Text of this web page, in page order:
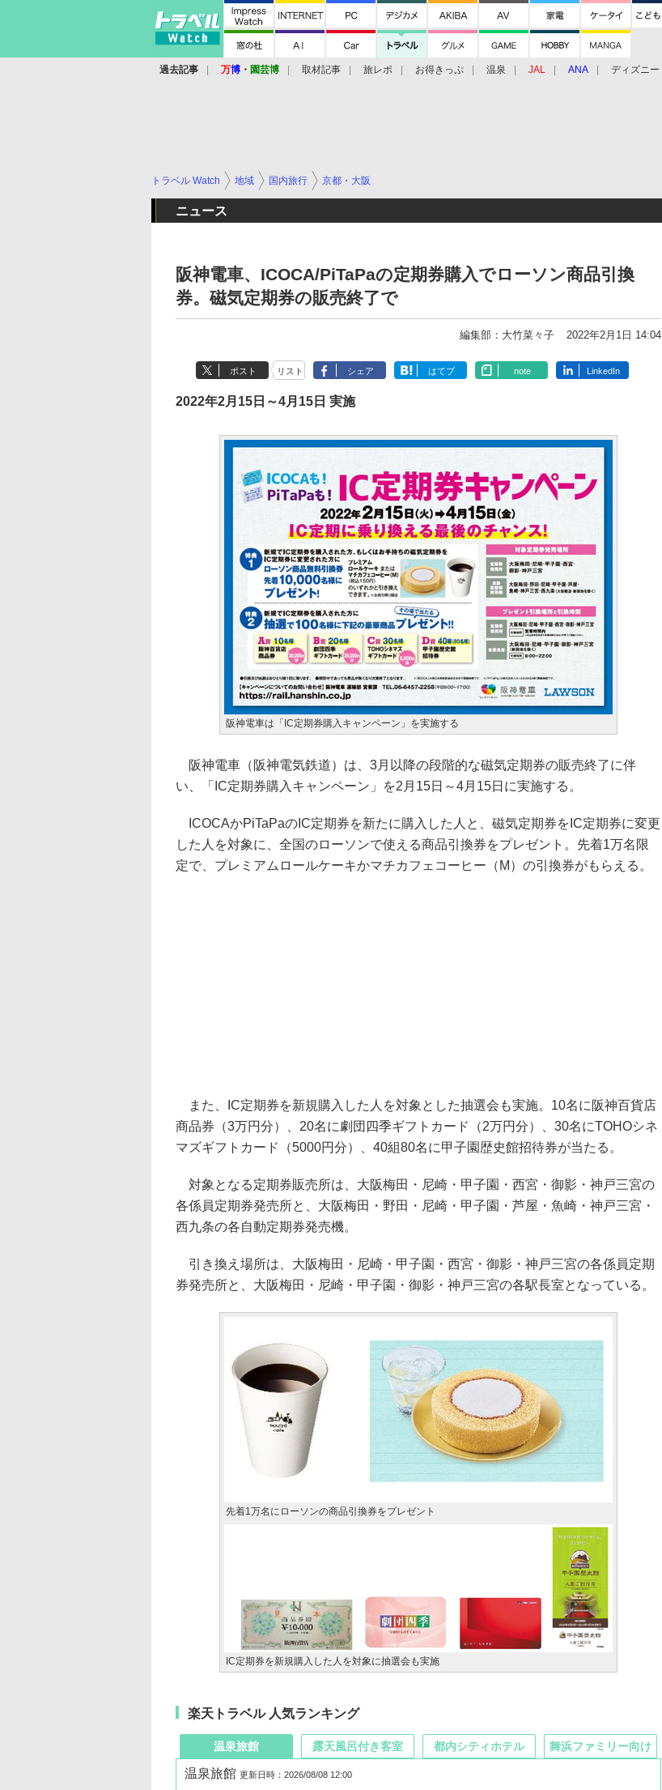
過去記事 万博 ・ 園芸博 取材記事 旅レポ お得きっぷ 温泉 JAL ANA ディズニー
トラベル Watch 地域 国内旅行 京都・大阪
ニュース
阪神電車、ICOCA/PiTaPaの定期券購入でローソン商品引換
券。磁気定期券の販売終了で
編集部：大竹菜々子 2022年2月1日 14:04
ポスト リスト シェア はてブ note LinkedIn
2022年2月15日～4月15日 実施
阪神電車は「IC定期券購入キャンペーン」を実施する
阪神電車（阪神電気鉄道）は、3月以降の段階的な磁気定期券の販売終了に伴
い、「IC定期券購入キャンペーン」を2月15日～4月15日に実施する。
ICOCAかPiTaPaのIC定期券を新たに購入した人と、磁気定期券をIC定期券に変更
した人を対象に、全国のローソンで使える商品引換券をプレゼント。先着1万名限
定で、プレミアムロールケーキかマチカフェコーヒー（M）の引換券がもらえる。
また、IC定期券を新規購入した人を対象とした抽選会も実施。10名に阪神百貨店
商品券（3万円分）、20名に劇団四季ギフトカード（2万円分）、30名にTOHOシネ
マズギフトカード（5000円分）、40組80名に甲子園歴史館招待券が当たる。
対象となる定期券販売所は、大阪梅田・尼崎・甲子園・西宮・御影・神戸三宮の
各係員定期券発売所と、大阪梅田・野田・尼崎・甲子園・芦屋・魚崎・神戸三宮・
西九条の各自動定期券発売機。
引き換え場所は、大阪梅田・尼崎・甲子園・西宮・御影・神戸三宮の各係員定期
券発売所と、大阪梅田・尼崎・甲子園・御影・神戸三宮の各駅長室となっている。
先着1万名にローソンの商品引換券をプレゼント
IC定期券を新規購入した人を対象に抽選会も実施
楽天トラベル 人気ランキング
温泉旅館
温泉旅館 更新日時：2026/08/08 12:00
露天風呂付き客室 都内シティホテル 舞浜ファミリー向け